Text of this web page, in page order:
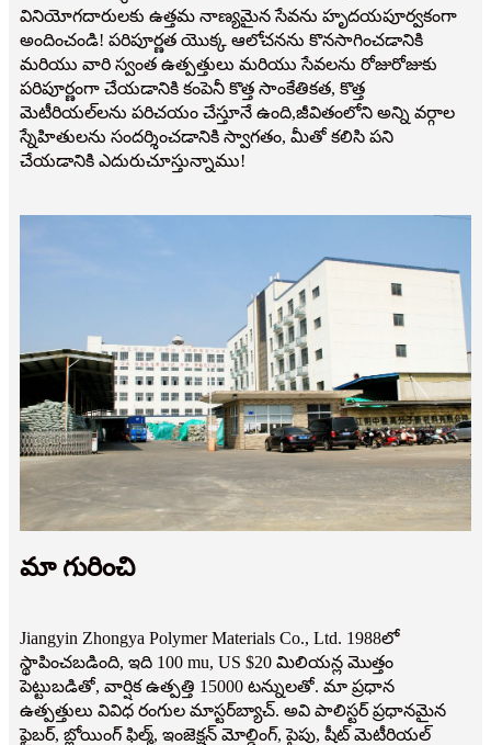
వినియోగదారులకు ఉత్తమ నాణ్యమైన సేవను హృదయపూర్వకంగా
అందించండి! పరిపూర్ణత యొక్క ఆలోచనను కొనసాగించడానికి
మరియు వారి స్వంత ఉత్పత్తులు మరియు సేవలను రోజురోజుకు
పరిపూర్ణంగా చేయడానికి కంపెనీ కొత్త సాంకేతికత, కొత్త
మెటీరియల్‌లను పరిచయం చేస్తూనే ఉంది,జీవితంలోని అన్ని వర్గాల
స్నేహితులను సందర్శించడానికి స్వాగతం, మీతో కలిసి పని
చేయడానికి ఎదురుచూస్తున్నాము!
మా గురించి
Jiangyin Zhongya Polymer Materials Co., Ltd. 1988లో
స్థాపించబడింది, ఇది 100 mu, US $20 మిలియన్ల మొత్తం
పెట్టుబడితో, వార్షిక ఉత్పత్తి 15000 టన్నులతో. మా ప్రధాన
ఉత్పత్తులు వివిధ రంగుల మాస్టర్‌బ్యాచ్. అవి పాలిస్టర్ ప్రధానమైన
ఫైబర్, బ్లోయింగ్ ఫిల్మ్, ఇంజెక్షన్ మోల్డింగ్, పైపు, షీట్ మెటీరియల్